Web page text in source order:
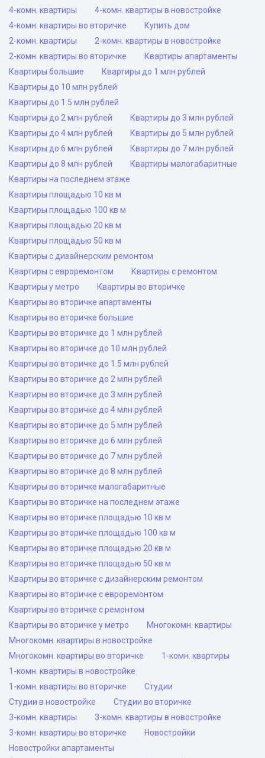
4-комн. квартиры
4-комн. квартиры в новостройке
4-комн. квартиры во вторичке
Купить дом
2-комн. квартиры
2-комн. квартиры в новостройке
2-комн. квартиры во вторичке
Квартиры апартаменты
Квартиры большие
Квартиры до 1 млн рублей
Квартиры до 10 млн рублей
Квартиры до 1.5 млн рублей
Квартиры до 2 млн рублей
Квартиры до 3 млн рублей
Квартиры до 4 млн рублей
Квартиры до 5 млн рублей
Квартиры до 6 млн рублей
Квартиры до 7 млн рублей
Квартиры до 8 млн рублей
Квартиры малогабаритные
Квартиры на последнем этаже
Квартиры площадью 10 кв м
Квартиры площадью 100 кв м
Квартиры площадью 20 кв м
Квартиры площадью 50 кв м
Квартиры с дизайнерским ремонтом
Квартиры с евроремонтом
Квартиры с ремонтом
Квартиры у метро
Квартиры во вторичке
Квартиры во вторичке апартаменты
Квартиры во вторичке большие
Квартиры во вторичке до 1 млн рублей
Квартиры во вторичке до 10 млн рублей
Квартиры во вторичке до 1.5 млн рублей
Квартиры во вторичке до 2 млн рублей
Квартиры во вторичке до 3 млн рублей
Квартиры во вторичке до 4 млн рублей
Квартиры во вторичке до 5 млн рублей
Квартиры во вторичке до 6 млн рублей
Квартиры во вторичке до 7 млн рублей
Квартиры во вторичке до 8 млн рублей
Квартиры во вторичке малогабаритные
Квартиры во вторичке на последнем этаже
Квартиры во вторичке площадью 10 кв м
Квартиры во вторичке площадью 100 кв м
Квартиры во вторичке площадью 20 кв м
Квартиры во вторичке площадью 50 кв м
Квартиры во вторичке с дизайнерским ремонтом
Квартиры во вторичке с евроремонтом
Квартиры во вторичке с ремонтом
Квартиры во вторичке у метро
Многокомн. квартиры
Многокомн. квартиры в новостройке
Многокомн. квартиры во вторичке
1-комн. квартиры
1-комн. квартиры в новостройке
1-комн. квартиры во вторичке
Студии
Студии в новостройке
Студии во вторичке
3-комн. квартиры
3-комн. квартиры в новостройке
3-комн. квартиры во вторичке
Новостройки
Новостройки апартаменты